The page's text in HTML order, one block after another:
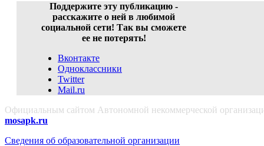
Поддержите эту публикацию -
расскажите о ней в любимой
социальной сети! Так вы сможете
ее не потерять!
Вконтакте
Одноклассники
Twitter
Mail.ru
Официальным сайтом Автономной некоммерческой
mosapk.ru
Сведения об образовательной организации